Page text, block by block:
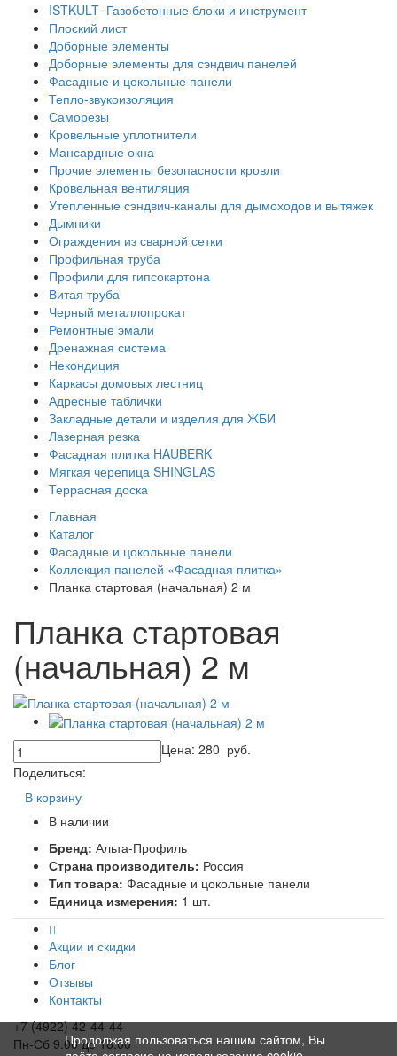
ISTKULT- Газобетонные блоки и инструмент
Плоский лист
Доборные элементы
Доборные элементы для сэндвич панелей
Фасадные и цокольные панели
Тепло-звукоизоляция
Саморезы
Кровельные уплотнители
Мансардные окна
Прочие элементы безопасности кровли
Кровельная вентиляция
Утепленные сэндвич-каналы для дымоходов и вытяжек
Дымники
Ограждения из сварной сетки
Профильная труба
Профили для гипсокартона
Витая труба
Черный металлопрокат
Ремонтные эмали
Дренажная система
Некондиция
Каркасы домовых лестниц
Адресные таблички
Закладные детали и изделия для ЖБИ
Лазерная резка
Фасадная плитка HAUBERK
Мягкая черепица SHINGLAS
Террасная доска
Главная
Каталог
Фасадные и цокольные панели
Коллекция панелей «Фасадная плитка»
Планка стартовая (начальная) 2 м
Планка стартовая
(начальная) 2 м
Цена: 280 руб.
Поделиться:
В корзину
В наличии
Бренд: Альта-Профиль
Страна производитель: Россия
Тип товара: Фасадные и цокольные панели
Единица измерения: 1 шт.
Акции и скидки
Блог
Отзывы
Контакты
+7 (4922) 42-44-44
Пн-Сб 9.00 до 18.00
Продолжая пользоваться нашим сайтом, Вы